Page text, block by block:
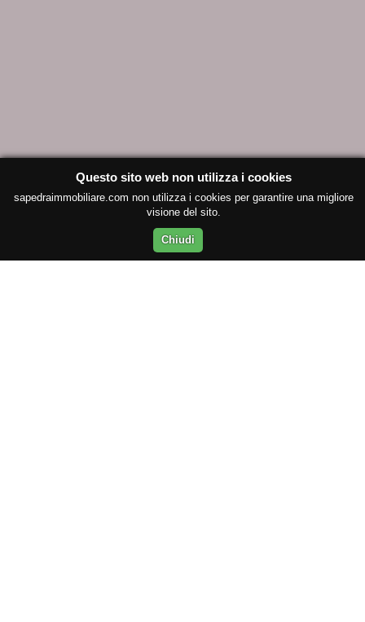
Questo sito web non utilizza i cookies
sapedraimmobiliare.com non utilizza i cookies per garantire una migliore
visione del sito.
Chiudi